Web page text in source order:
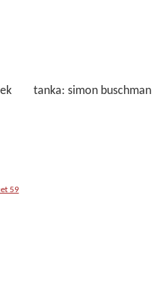
tanka: simon buschman
59